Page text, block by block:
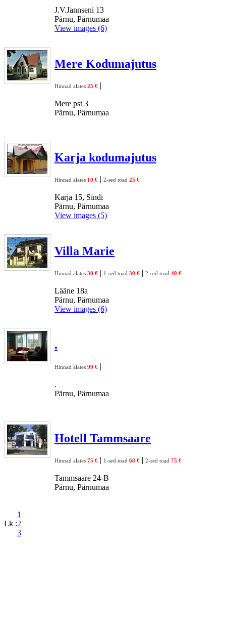
J.V.Jannseni 13
Pärnu, Pärnumaa
View images (6)
Mere Kodumajutus
Hinnad alates 25 € |
Mere pst 3
Pärnu, Pärnumaa
Karja kodumajutus
Hinnad alates 10 € | 2-sed toad 25 €
Karja 15, Sindi
Pärnu, Pärnumaa
View images (5)
Villa Marie
Hinnad alates 30 € | 1-sed toad 30 € | 2-sed toad 40 €
Lääne 18a
Pärnu, Pärnumaa
View images (6)
.
Hinnad alates 99 € |
.
Pärnu, Pärnumaa
Hotell Tammsaare
Hinnad alates 75 € | 1-sed toad 68 € | 2-sed toad 75 €
Tammsaare 24-B
Pärnu, Pärnumaa
Lk :
1
2
3